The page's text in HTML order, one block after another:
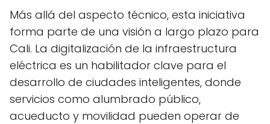
Más allá del aspecto técnico, esta iniciativa
forma parte de una visión a largo plazo para
Cali. La digitalización de la infraestructura
eléctrica es un habilitador clave para el
desarrollo de ciudades inteligentes, donde
servicios como alumbrado público,
acueducto y movilidad pueden operar de